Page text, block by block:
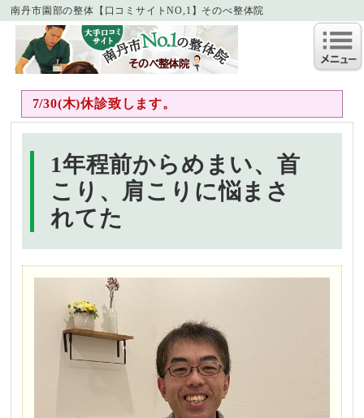
南丹市園部の整体【口コミサイトNO,1】そのべ整体院
7/30(木)休診致します。
1年程前からめまい、首
こり、肩こりに悩まさ
れてた